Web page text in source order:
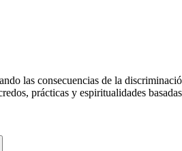
las consecuencias de la
prácticas y espiritualidades